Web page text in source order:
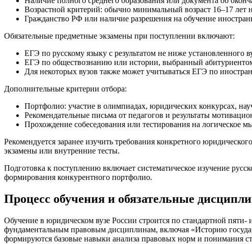
Возрастной критерий: обычно минимальный возраст 16–17 лет
Гражданство РФ или наличие разрешения на обучение
Обязательные предметные экзамены при поступлении включают:
ЕГЭ по русскому языку с результатом не ниже установленного
ЕГЭ по обществознанию или истории, выбранный
Для некоторых вузов также может учитываться ЕГЭ по
Дополнительные критерии отбора:
Портфолио: участие в олимпиадах, юридических конкурсах,
Рекомендательные письма от педагогов и результаты
Прохождение собеседования или тестирования на логическое
Рекомендуется заранее изучить требования конкретного
экзамены или внутренние тесты.
Подготовка к поступлению включает систематическое изучение
формирования конкурентного портфолио.
Процесс обучения и обязательные
Обучение в юридическом вузе России строится по стандартной
фундаментальным правовым дисциплинам, включая «Историю
формируются базовые навыки анализа правовых норм и понимания